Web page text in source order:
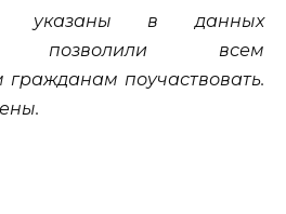
указаны в данных
позволили всем
поучаствовать.